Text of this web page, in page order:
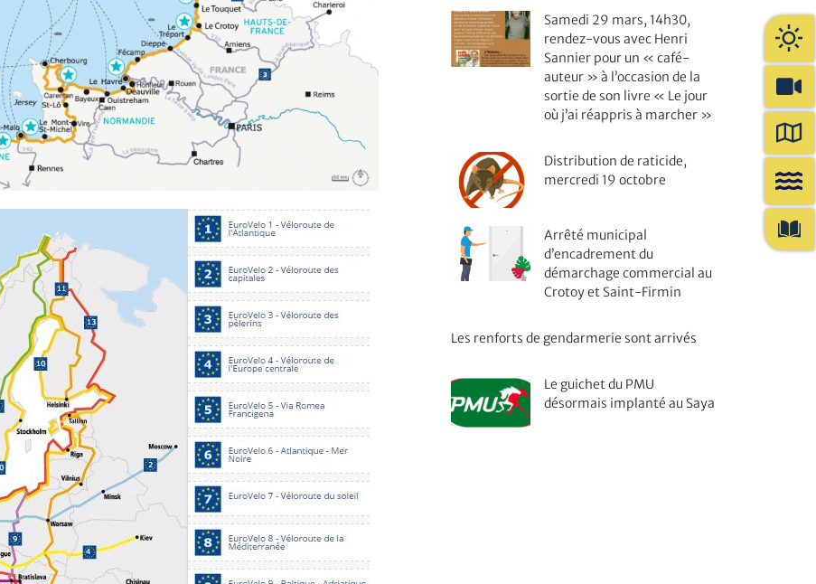
Samedi 29 mars, 14h30,
rendez-vous avec Henri
Sannier pour un « café-
auteur » à l’occasion de la
sortie de son livre « Le jour
où j’ai réappris à marcher »
Distribution de raticide,
mercredi 19 octobre
Arrêté municipal
d’encadrement du
démarchage commercial au
Crotoy et Saint-Firmin
Les renforts de gendarmerie sont arrivés
Le guichet du PMU
désormais implanté au Saya